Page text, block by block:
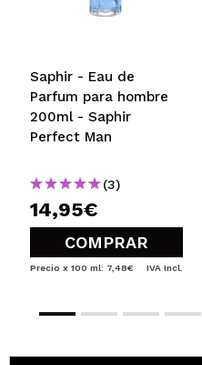
Saphir - Eau de
Parfum para hombre
200ml - Saphir
Perfect Man
(3)
14,95€
COMPRAR
Precio x 100 ml: 7,48€ IVA Incl.